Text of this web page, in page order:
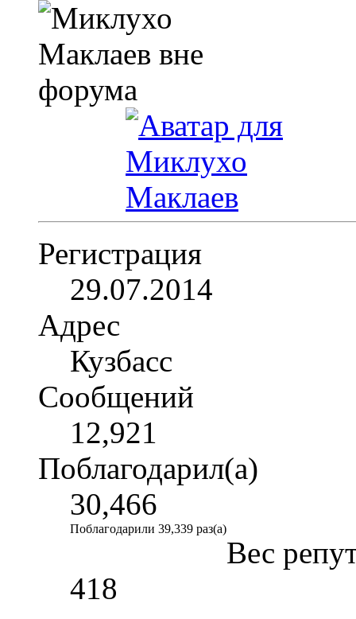
Регистрация
29.07.2014
Адрес
Кузбасс
Сообщений
12,921
Поблагодарил(а)
30,466
Поблагодарили 39,339 раз(а)
Вес
418